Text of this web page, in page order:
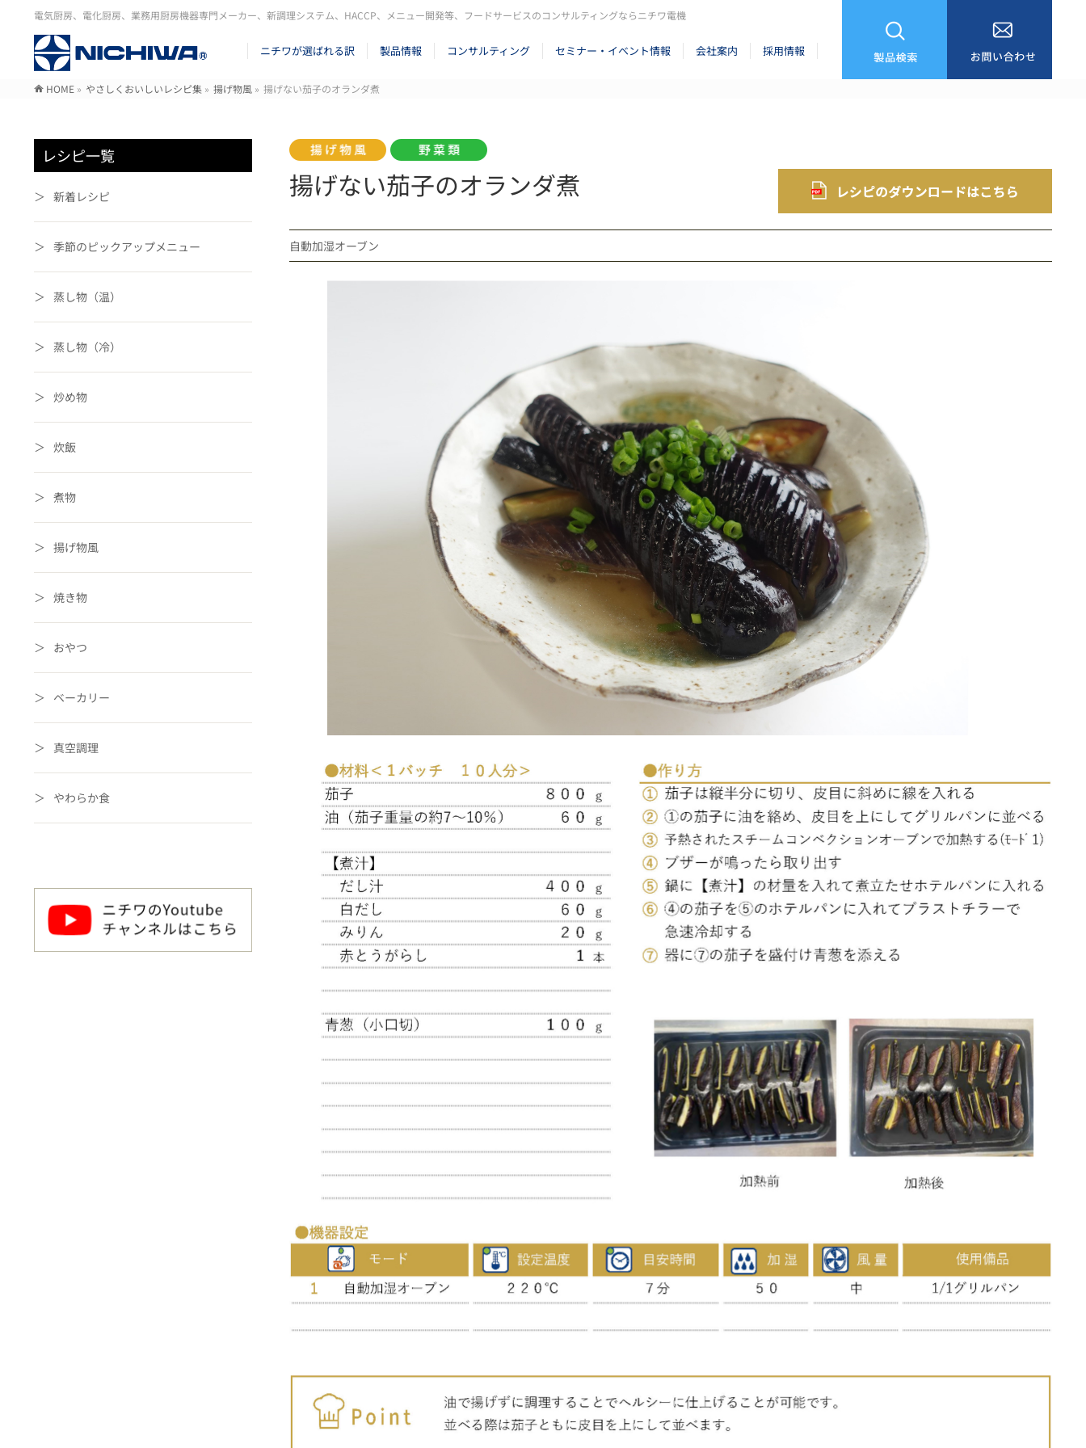
電気厨房、電化厨房、業務用厨房機器専門メーカー、新調理システム、HACCP、メニュー開発等、フードサービスのコンサルティングならニチワ電機
ニチワが選ばれる訳 製品情報 コンサルティング セミナー・イベント情報 会社案内 採用情報
HOME » やさしくおいしいレシピ集 » 揚げ物風 » 揚げない茄子のオランダ煮
揚げない茄子のオランダ煮
自動加湿オーブン
レシピ一覧
新着レシピ
季節のピックアップメニュー
蒸し物（温）
蒸し物（冷）
炒め物
炊飯
煮物
揚げ物風
焼き物
おやつ
ベーカリー
真空調理
やわらか食